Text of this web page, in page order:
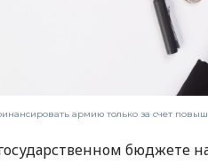
армию только за счет
бюджете